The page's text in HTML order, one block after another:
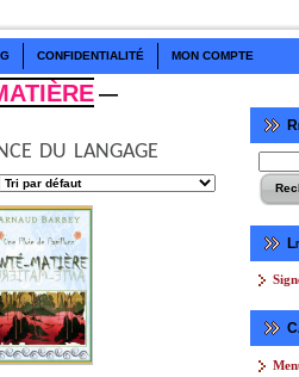
CONFIDENTIALITÉ MON COMPTE
—
du langage